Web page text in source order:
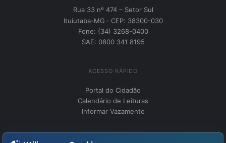
Rua 33 nº 474 – Setor Sul
Ituiutaba-MG · CEP: 38300-030
Fone: (34) 3268-0400
SAE: 0800 341 8195
ACESSO RÁPIDO
Portal do Cidadão
Calendário de Leituras
Informar Vazamento